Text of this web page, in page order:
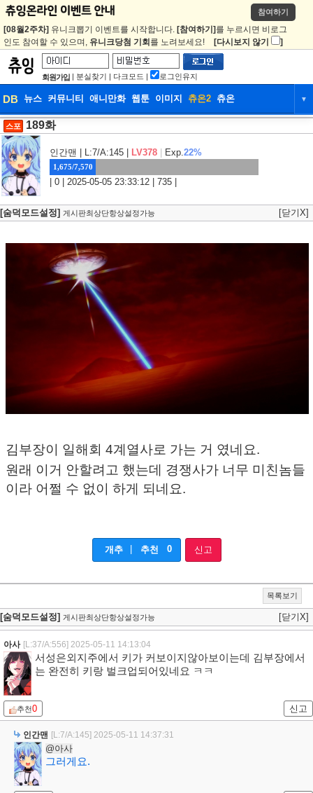
참여하기
[08월2주차] 유니크뽑기 이벤트를 시작합니다. [참여하기] 를 누르시면 비로그
인도 참여할 수 있으며, 유니크당첨 기회 를 노려보세요! [다시보지 않기 ]
회원가입 | 분실찾기 | 다크모드 | 로그인유지
DB 뉴스 커뮤니티 애니만화 웹툰 이미지 츄온2 츄온 ▼
DB
웹툰 이미지 츄온2
스포 189화
인간맨 | L:7/A:145 | LV378 Exp.22%
1,675/7,570
| 0 | 2025-05-05 23:33:12 | 735 |
[숨덕모드설정] 게시판최상단항상설정가능 [닫기X]
김부장이 일해회 4계열사로 가는 거 였네요.
원래 이거 안할려고 했는데 경쟁사가 너무 미친놈들
이라 어쩔 수 없이 하게 되네요.
개추 추천 0 신고
목록보기
[숨덕모드설정] 게시판최상단항상설정가능 [닫기X]
아사 [L:37/A:556] 2025-05-11 14:13:04
서성은외지주에서 키가 커보이지않아보이는데 김부장에서
는 완전히 키랑 벌크업되어있네요 ㅋㅋ
추천0 신고
인간맨 [L:7/A:145] 2025-05-11 14:37:31
@아사
그러게요.